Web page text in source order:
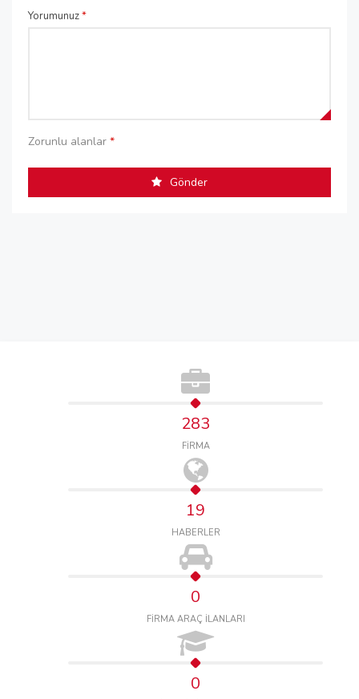
Yorumunuz*
Zorunlu alanlar *
Gönder
283
FİRMA
19
HABERLER
0
FİRMA ARAÇ İLANLARI
0